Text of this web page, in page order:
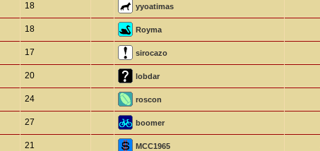
18 yyoatimas
18 Royma
17 sirocazo
20 lobdar
24 roscon
27 boomer
21 MCC1965